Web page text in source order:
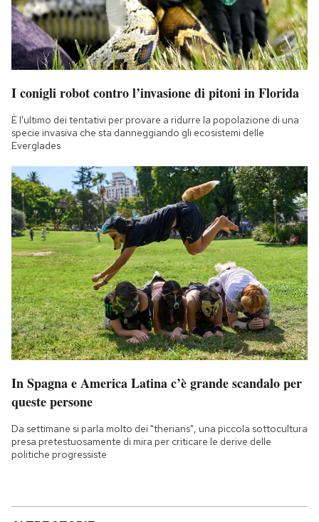
I conigli robot contro l’invasione di pitoni in Florida
È l'ultimo dei tentativi per provare a ridurre la popolazione di una
specie invasiva che sta danneggiando gli ecosistemi delle
Everglades
In Spagna e America Latina c’è grande scandalo per
queste persone
Da settimane si parla molto dei "therians", una piccola sottocultura
presa pretestuosamente di mira per criticare le derive delle
politiche progressiste